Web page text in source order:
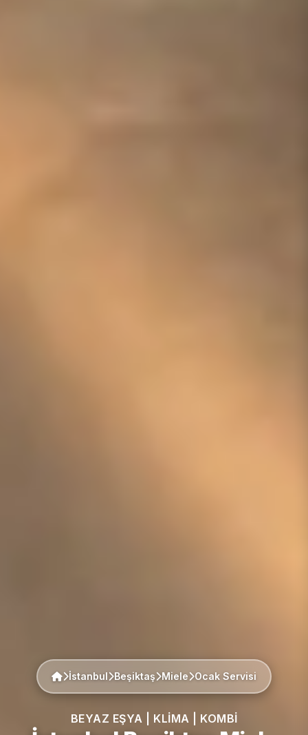
İstanbul Beşiktaş Miele Ocak Servisi
BEYAZ EŞYA | KLIMA | KOMBI